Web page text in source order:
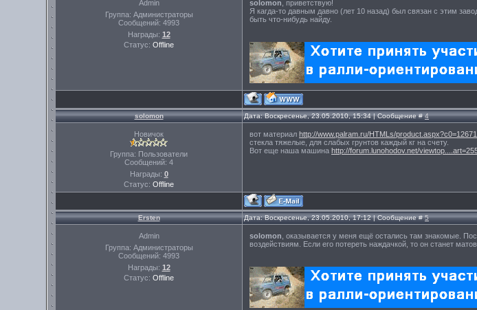
Admin
Группа: Администраторы
Сообщений: 4993
Награды: 12
Статус: Offline
solomon , приветствую!
Я кагда-то давным давно (лет 10 назад) был связан с этим
быть что-нибудь найду.
solomon Дата: Воскресенье, 23.05.2010, 15:34 | Сообщение #4
Новичок
Группа: Пользователи
Сообщений: 4
Награды: 0
Статус: Offline
вот материал http://www.palram.ru/HTMLs/
стекла тяжелые, для слабых грунтов каждый кг на счету.
Вот еще наша машина http://forum.lunohodov.net/
Ersten Дата: Воскресенье, 23.05.2010, 17:12 | Сообщение #5
Admin
Группа: Администраторы
Сообщений: 4993
Награды: 12
Статус: Offline
solomon , оказывается у меня ещё остались там знакомые.
воздействиям. Если его потереть наждачкой, то он станет